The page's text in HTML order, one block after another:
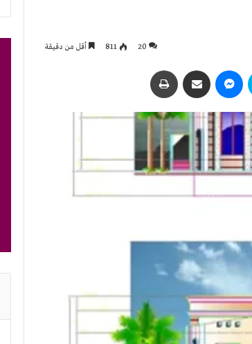
20
811 أقل من دقيقة
سكايب ماسنجر مشاركة عبر البريد